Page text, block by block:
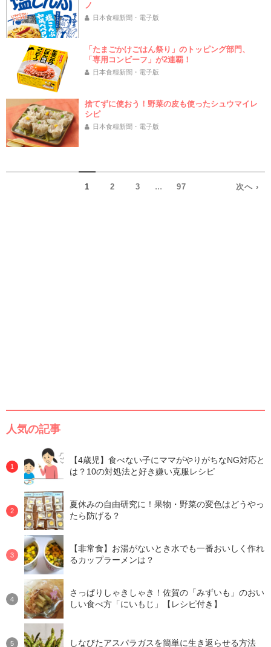
ノ
日本食糧新聞・電子版
「たまごかけごはん祭り」のトッピング部門、
「専用コンビーフ」が2連覇！
日本食糧新聞・電子版
捨てずに使おう！野菜の皮も使ったシュウマイレ
シピ
日本食糧新聞・電子版
1 2 3 ... 97 次へ ›
人気の記事
【4歳児】食べない子にママがやりがちなNG対応と
は？10の対処法と好き嫌い克服レシピ
夏休みの自由研究に！果物・野菜の変色はどうやっ
たら防げる？
【非常食】お湯がないとき水でも一番おいしく作れ
るカップラーメンは？
さっぱりしゃきしゃき！佐賀の「みずいも」のおい
しい食べ方「にいもじ」【レシピ付き】
しなびたアスパラガスを簡単に生き返らせる方法